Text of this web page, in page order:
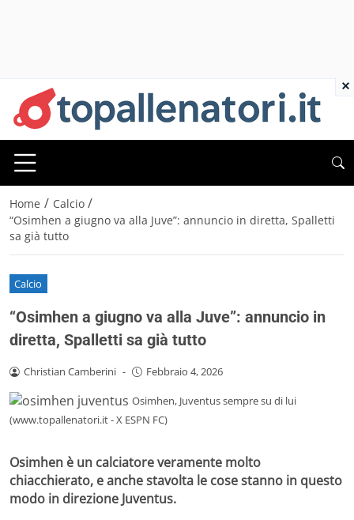
Home / Calcio /
“Osimhen a giugno va alla Juve”: annuncio in diretta, Spalletti
sa già tutto
Calcio
“Osimhen a giugno va alla Juve”: annuncio in
diretta, Spalletti sa già tutto
Christian Camberini - Febbraio 4, 2026
Osimhen, Juventus sempre su di lui
(www.topallenatori.it - X ESPN FC)
Osimhen è un calciatore veramente molto
chiacchierato, e anche stavolta le cose stanno in questo
modo in direzione Juventus.
×